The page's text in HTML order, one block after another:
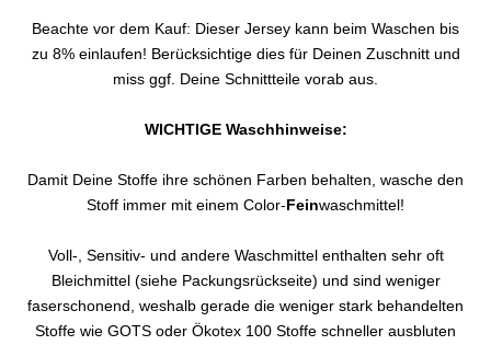
Beachte vor dem Kauf: Dieser Jersey kann beim Waschen bis
zu 8% einlaufen! Berücksichtige dies für Deinen Zuschnitt und
miss ggf. Deine Schnittteile vorab aus.
WICHTIGE Waschhinweise:
Damit Deine Stoffe ihre schönen Farben behalten, wasche den
Stoff immer mit einem Color-Feinwaschmittel!
Voll-, Sensitiv- und andere Waschmittel enthalten sehr oft
Bleichmittel (siehe Packungsrückseite) und sind weniger
faserschonend, weshalb gerade die weniger stark behandelten
Stoffe wie GOTS oder Ökotex 100 Stoffe schneller ausbluten